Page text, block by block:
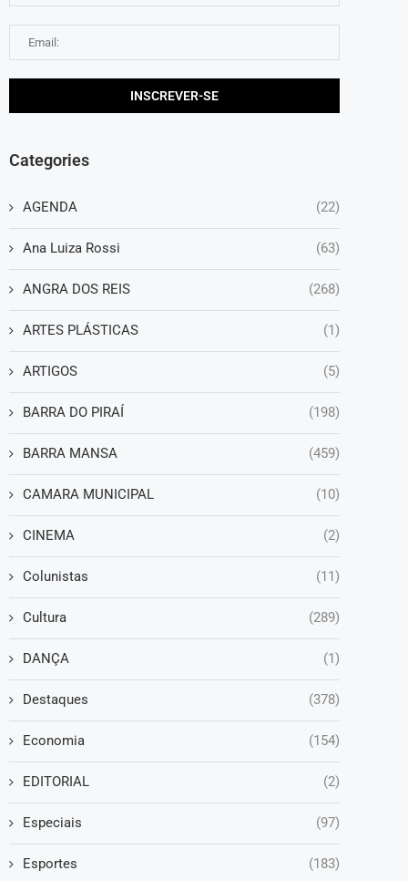
Categories
AGENDA (22)
Ana Luiza Rossi (63)
ANGRA DOS REIS (268)
ARTES PLÁSTICAS (1)
ARTIGOS (5)
BARRA DO PIRAÍ (198)
BARRA MANSA (459)
CAMARA MUNICIPAL (10)
CINEMA (2)
Colunistas (11)
Cultura (289)
DANÇA (1)
Destaques (378)
Economia (154)
EDITORIAL (2)
Especiais (97)
Esportes (183)